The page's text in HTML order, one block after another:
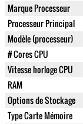
Marque Processeur
Processeur Principal
Modèle (processeur)
# Cores CPU
Vitesse horloge CPU
RAM
Options de Stockage
Type Carte Mémoire